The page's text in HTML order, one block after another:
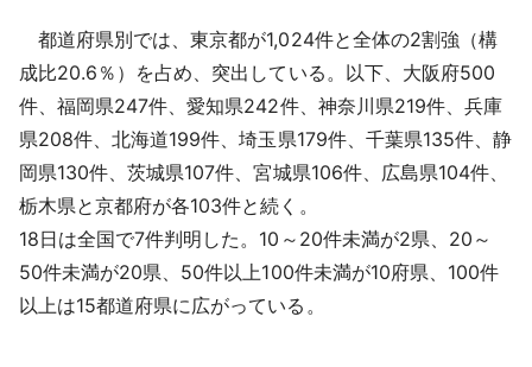
都道府県別では、東京都が1,024件と全体の2割強（構
成比20.6％）を占め、突出している。以下、大阪府500
件、福岡県247件、愛知県242件、神奈川県219件、兵庫
県208件、北海道199件、埼玉県179件、千葉県135件、静
岡県130件、茨城県107件、宮城県106件、広島県104件、
栃木県と京都府が各103件と続く。
18日は全国で7件判明した。10～20件未満が2県、20～
50件未満が20県、50件以上100件未満が10府県、100件
以上は15都道府県に広がっている。